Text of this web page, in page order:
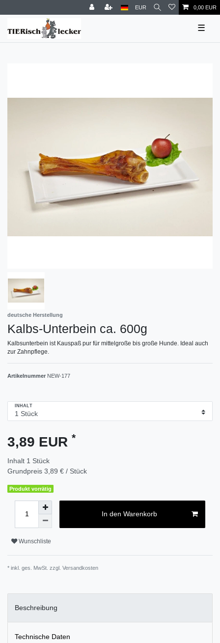
EUR 0,00 EUR
☰
deutsche Herstellung
Kalbs-Unterbein ca. 600g
Kalbsunterbein ist Kauspaß pur für mittelgroße bis große Hunde. Ideal auch
zur Zahnpflege.
Artikelnummer NEW-177
INHALT
3,89 EUR *
Inhalt 1 Stück
Grundpreis 3,89 € / Stück
Produkt vorrätig
In den Warenkorb
Wunschliste
* inkl. ges. MwSt. zzgl. Versandkosten
Beschreibung
Technische Daten